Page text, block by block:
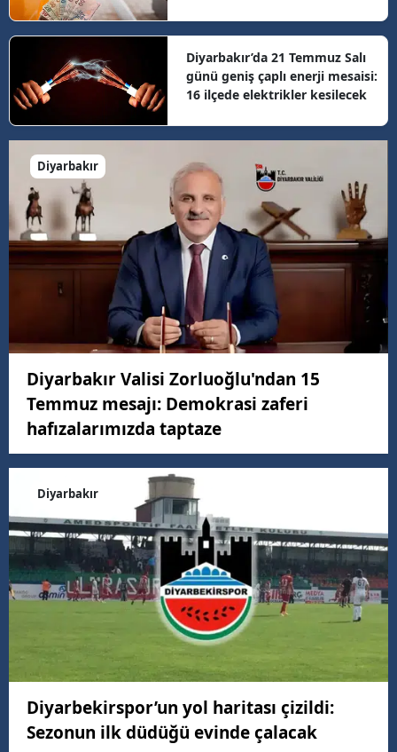
Diyarbakır’da 21 Temmuz Salı
günü geniş çaplı enerji mesaisi:
16 ilçede elektrikler kesilecek
Diyarbakır
Diyarbakır Valisi Zorluoğlu'ndan 15
Temmuz mesajı: Demokrasi zaferi
hafızalarımızda taptaze
Diyarbakır
Diyarbekirspor’un yol haritası çizildi:
Sezonun ilk düdüğü evinde çalacak